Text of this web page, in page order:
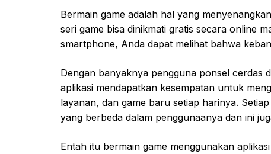
Bermain game adalah hal yang
seri game bisa dinikmati gratis secara online
smartphone, Anda dapat melihat bahwa
Dengan banyaknya pengguna ponsel cerdas
aplikasi mendapatkan kesempatan untuk
layanan, dan game baru setiap harinya.
yang berbeda dalam penggunaanya dan ini
Entah itu bermain game menggunakan